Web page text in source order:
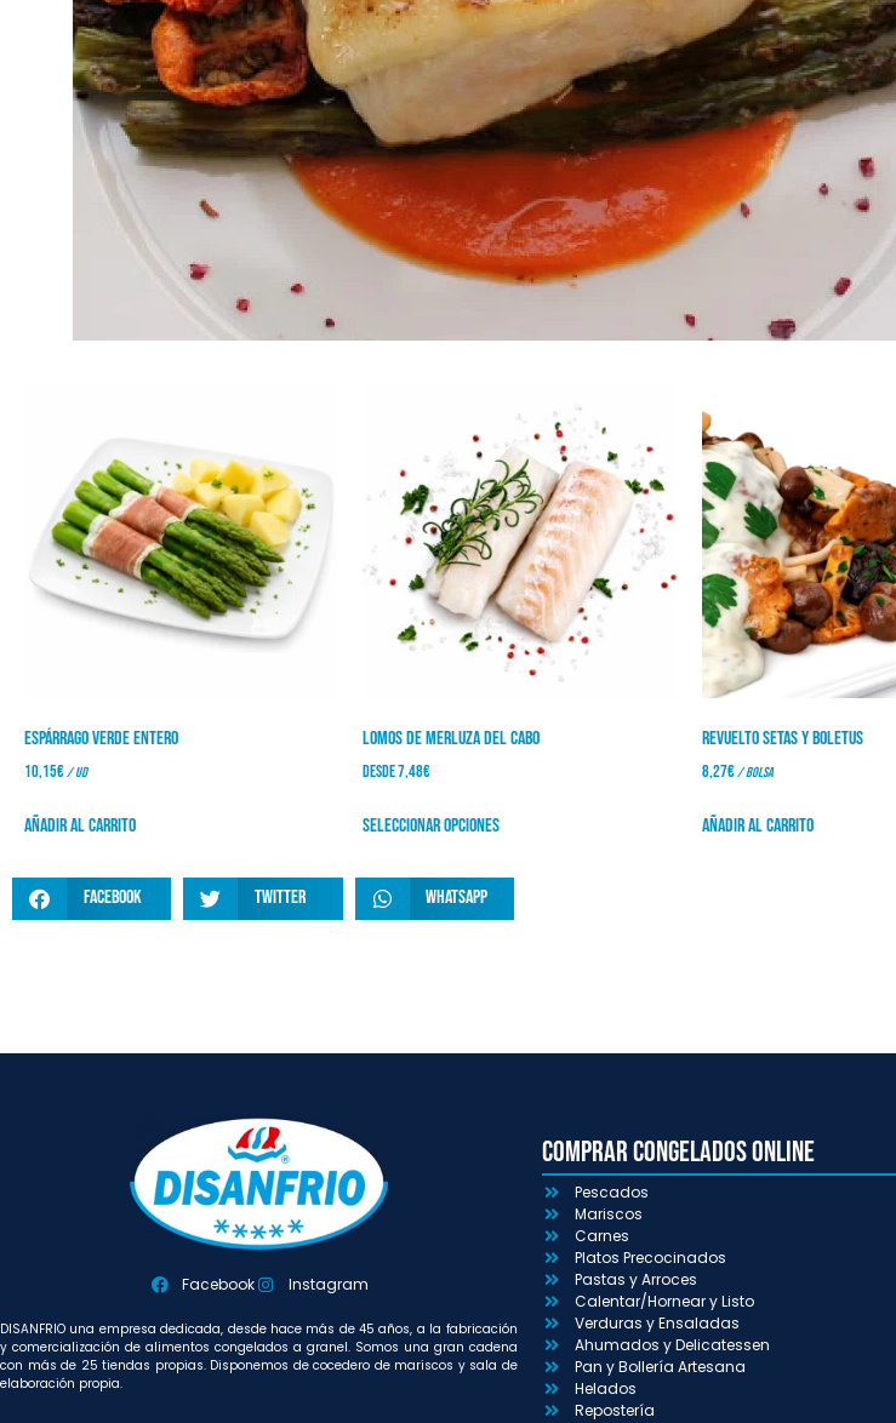
Espárrago verde entero
10,15€/ ud
Añadir al carrito
Lomos de merluza del Cabo
Desde7,48€
Seleccionar opciones
Revuelto setas y boletus
8,27€/ bolsa
Añadir al carrito
Facebook Twitter WhatsApp
Facebook Instagram
DISANFRIO una empresa dedicada, desde hace más de 45 años, a la fabricación
y comercialización de alimentos congelados a granel. Somos una gran cadena
con más de 25 tiendas propias. Disponemos de cocedero de mariscos y sala de
elaboración propia.
Comprar congelados online
Pescados
Mariscos
Carnes
Platos Precocinados
Pastas y Arroces
Calentar/Hornear y Listo
Verduras y Ensaladas
Ahumados y Delicatessen
Pan y Bollería Artesana
Helados
Repostería